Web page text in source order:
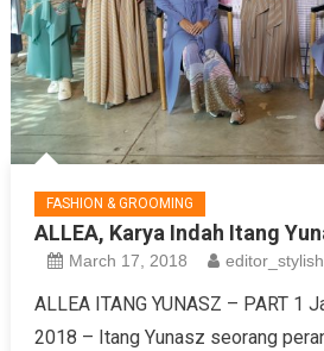
FASHION & GROOMING
ALLEA, Karya Indah Itang
March 17, 2018 editor_stylish
ALLEA ITANG YUNASZ – PART 1
2018 – Itang Yunasz seorang